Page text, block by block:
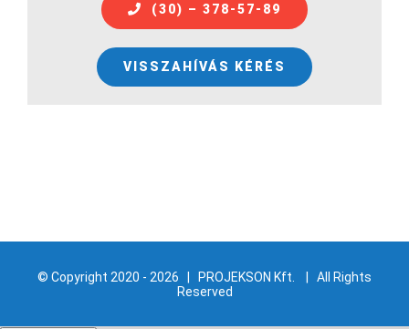
(30) – 378-57-89
VISSZAHÍVÁS KÉRÉS
© Copyright 2020 - 2026 | PROJEKSON Kft. | All Rights
Reserved